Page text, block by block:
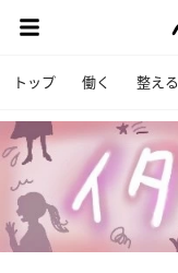
トップ 働く 整える